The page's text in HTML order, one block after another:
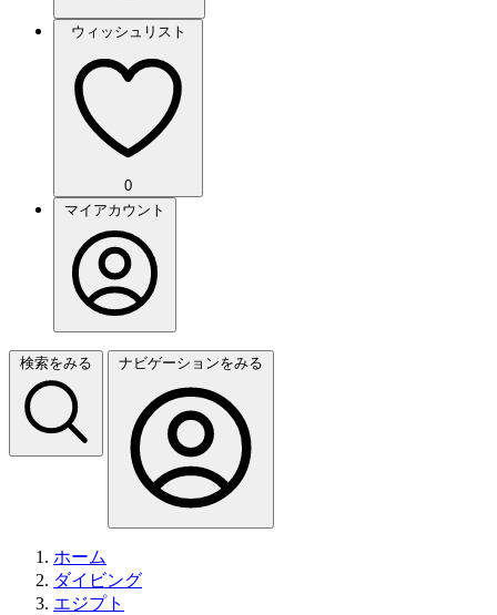
ウィッシュリスト
0
マイアカウント
検索をみる ナビゲーションをみる
ホーム
ダイビング
エジプト